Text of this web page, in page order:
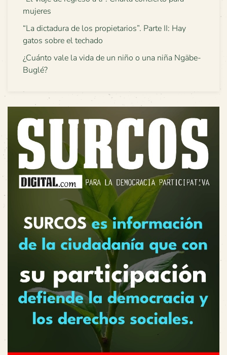
mujeres
“La dictadura de los propietarios”. Parte II: Hay
gatos sobre el techado
¿Cuánto vale la vida de un niño o una niña Ngäbe-
Buglé?